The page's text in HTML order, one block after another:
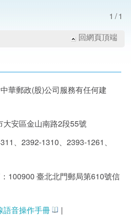
1/1
回網頁頂端
華郵政(股)公司服務有任何建
大安區金山南路2段55號
、2392-1310、2393-1261、
100900 臺北北門郵局第610號信
語音操作手冊 |